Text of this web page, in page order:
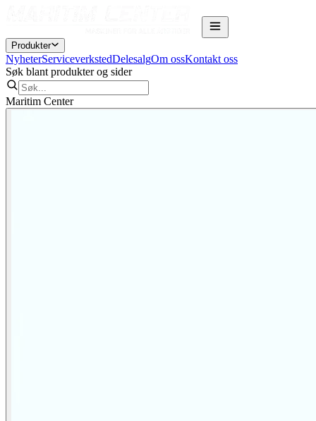
Produkter
NyheterServiceverkstedDelesalgOm ossKontakt oss
Søk blant produkter og sider
Maritim Center